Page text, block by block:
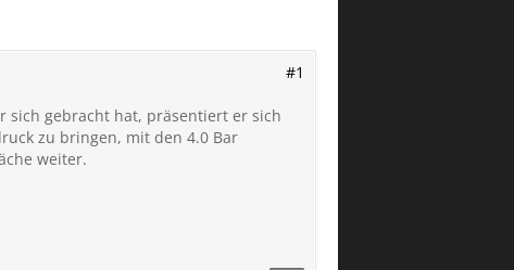
#1
sich gebracht hat, präsentiert er sich
zu bringen, mit den 4.0 Bar
weiter.